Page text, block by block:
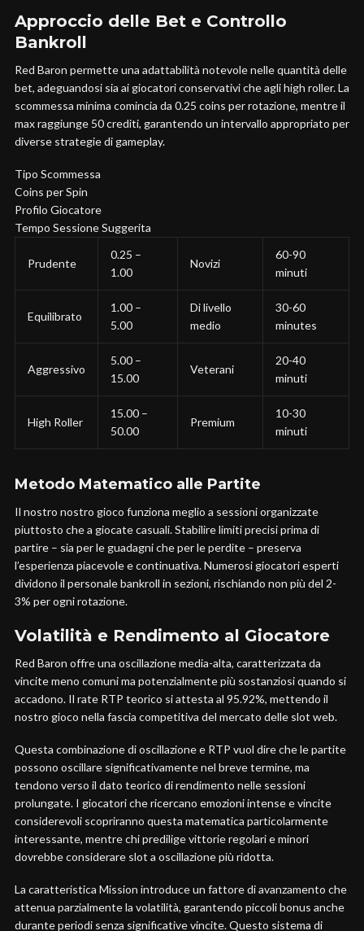
Approccio delle Bet e Controllo
Bankroll
Red Baron permette una adattabilità notevole nelle quantità delle
bet, adeguandosi sia ai giocatori conservativi che agli high roller. La
scommessa minima comincia da 0.25 coins per rotazione, mentre il
max raggiunge 50 crediti, garantendo un intervallo appropriato per
diverse strategie di gameplay.
Tipo Scommessa
Coins per Spin
Profilo Giocatore
Tempo Sessione Suggerita
Prudente
0.25 –
1.00
Novizi
60-90
minuti
Equilibrato
1.00 –
5.00
Di livello
medio
30-60
minutes
Aggressivo
5.00 –
15.00
Veterani
20-40
minuti
High Roller
15.00 –
50.00
Premium
10-30
minuti
Metodo Matematico alle Partite
Il nostro nostro gioco funziona meglio a sessioni organizzate
piuttosto che a giocate casuali. Stabilire limiti precisi prima di
partire – sia per le guadagni che per le perdite – preserva
l’esperienza piacevole e continuativa. Numerosi giocatori esperti
dividono il personale bankroll in sezioni, rischiando non più del 2-
3% per ogni rotazione.
Volatilità e Rendimento al Giocatore
Red Baron offre una oscillazione media-alta, caratterizzata da
vincite meno comuni ma potenzialmente più sostanziosi quando si
accadono. Il rate RTP teorico si attesta al 95.92%, mettendo il
nostro gioco nella fascia competitiva del mercato delle slot web.
Questa combinazione di oscillazione e RTP vuol dire che le partite
possono oscillare significativamente nel breve termine, ma
tendono verso il dato teorico di rendimento nelle sessioni
prolungate. I giocatori che ricercano emozioni intense e vincite
considerevoli scopriranno questa matematica particolarmente
interessante, mentre chi predilige vittorie regolari e minori
dovrebbe considerare slot a oscillazione più ridotta.
La caratteristica Mission introduce un fattore di avanzamento che
attenua parzialmente la volatilità, garantendo piccoli bonus anche
durante periodi senza significative vincite. Questo sistema di